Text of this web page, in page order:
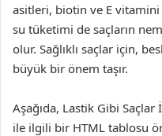
asitleri, biotin ve E vitamini
su tüketimi de saçların
olur. Sağlıklı saçlar için,
büyük bir önem taşır.
Aşağıda, Lastik Gibi
ile ilgili bir HTML tablosu